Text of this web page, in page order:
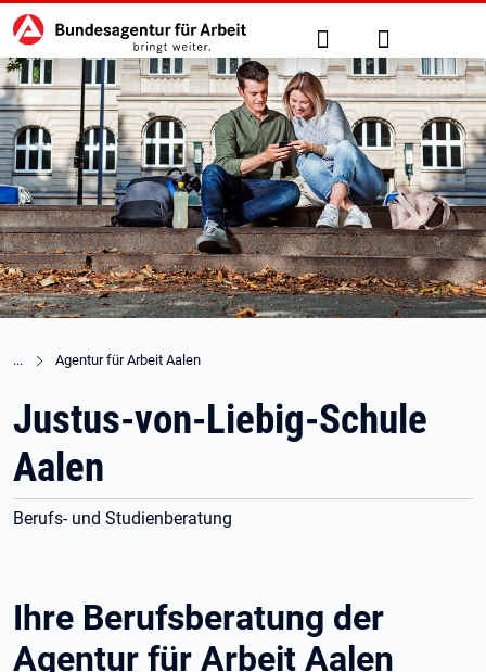
zu den Hauptinhalten springen
Hauptnavigation Suche Anmelden
Agentur für Arbeit Aalen
Justus-von-Liebig-Schule
Aalen
Berufs- und Studienberatung
Ihre Berufsberatung der
Agentur für Arbeit Aalen